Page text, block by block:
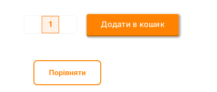
кількість
Додати в кошик
Порівняти